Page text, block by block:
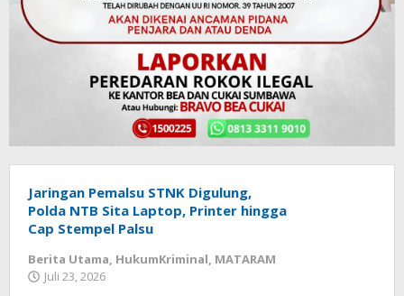
Jaringan Pemalsu STNK Digulung,
Polda NTB Sita Laptop, Printer hingga
Cap Stempel Palsu
Berita Utama, HukumKriminal, MATARAM
Juli 23, 2026